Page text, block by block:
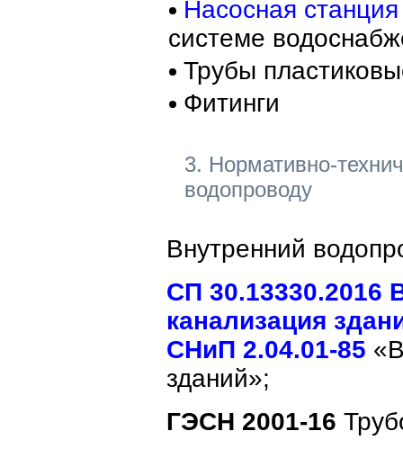
Насосная
системе
Трубы
Фитинги
3. Нормативно-
водопроводу
Внутренний
СП 30.13330.2016
канализация
СНиП 2.04.01-85
зданий»;
ГЭСН 2001-16